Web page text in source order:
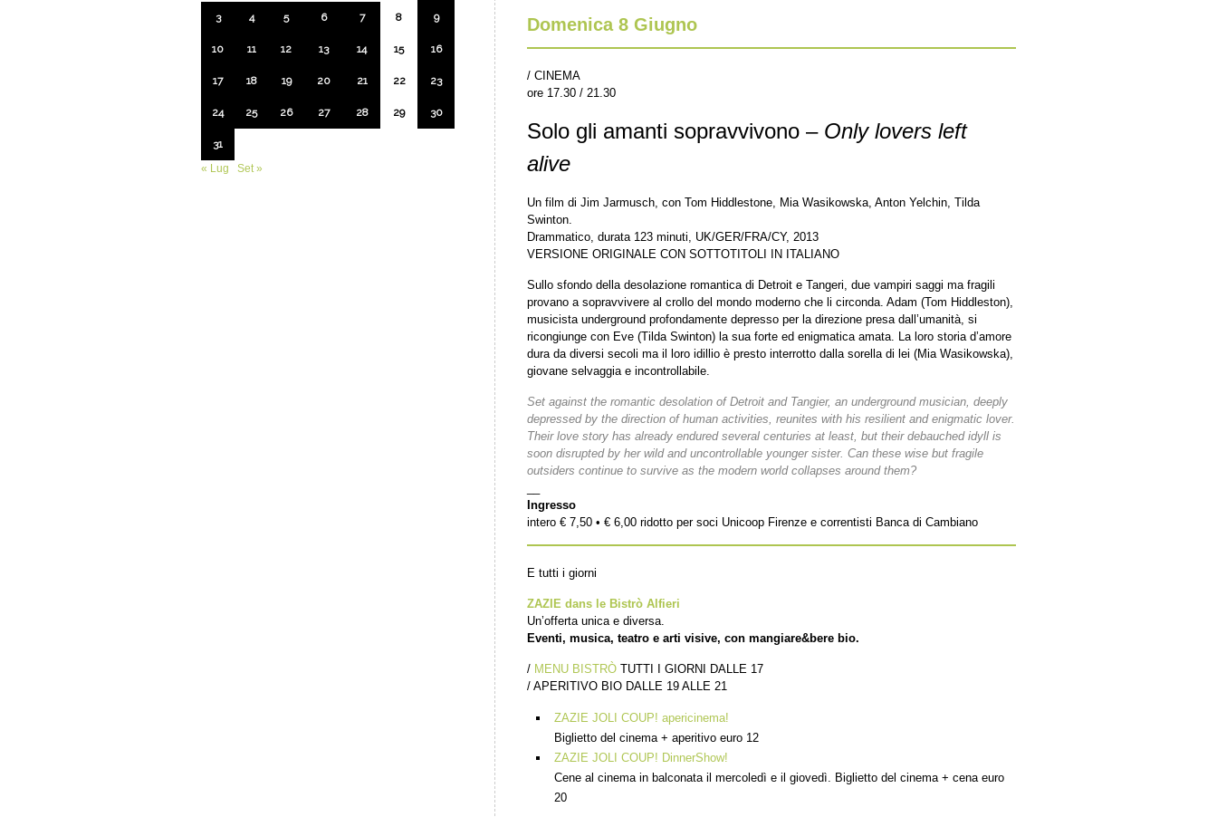
Domenica 8 Giugno
/ CINEMA
ore 17.30 / 21.30
Solo gli amanti sopravvivono – Only lovers left
alive
Un film di Jim Jarmusch, con Tom Hiddlestone, Mia Wasikowska, Anton Yelchin, Tilda
Swinton.
Drammatico, durata 123 minuti, UK/GER/FRA/CY, 2013
VERSIONE ORIGINALE CON SOTTOTITOLI IN ITALIANO
Sullo sfondo della desolazione romantica di Detroit e Tangeri, due vampiri saggi ma fragili
provano a sopravvivere al crollo del mondo moderno che li circonda. Adam (Tom Hiddleston),
musicista underground profondamente depresso per la direzione presa dall’umanità, si
ricongiunge con Eve (Tilda Swinton) la sua forte ed enigmatica amata. La loro storia d’amore
dura da diversi secoli ma il loro idillio è presto interrotto dalla sorella di lei (Mia Wasikowska),
giovane selvaggia e incontrollabile.
Set against the romantic desolation of Detroit and Tangier, an underground musician, deeply
depressed by the direction of human activities, reunites with his resilient and enigmatic lover.
Their love story has already endured several centuries at least, but their debauched idyll is
soon disrupted by her wild and uncontrollable younger sister. Can these wise but fragile
outsiders continue to survive as the modern world collapses around them?
Ingresso
intero € 7,50 • € 6,00 ridotto per soci Unicoop Firenze e correntisti Banca di Cambiano
E tutti i giorni
ZAZIE dans le Bistrò Alfieri
Un’offerta unica e diversa.
Eventi, musica, teatro e arti visive, con mangiare&bere bio.
/ MENU BISTRÒ TUTTI I GIORNI DALLE 17
/ APERITIVO BIO DALLE 19 ALLE 21
ZAZIE JOLI COUP! apericinema!
Biglietto del cinema + aperitivo euro 12
ZAZIE JOLI COUP! DinnerShow!
Cene al cinema in balconata il mercoledì e il giovedì. Biglietto del cinema + cena euro
20
3 4 5 6 7 8 9
10 11 12 13 14 15 16
17 18 19 20 21 22 23
24 25 26 27 28 29 30
31
« Lug
Set »